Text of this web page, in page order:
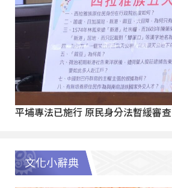
平埔專法已施行 原民身分法暫緩審查
文化小辭典